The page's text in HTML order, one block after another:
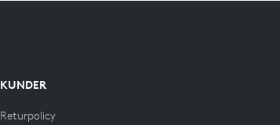
KUNDER
Returpolicy